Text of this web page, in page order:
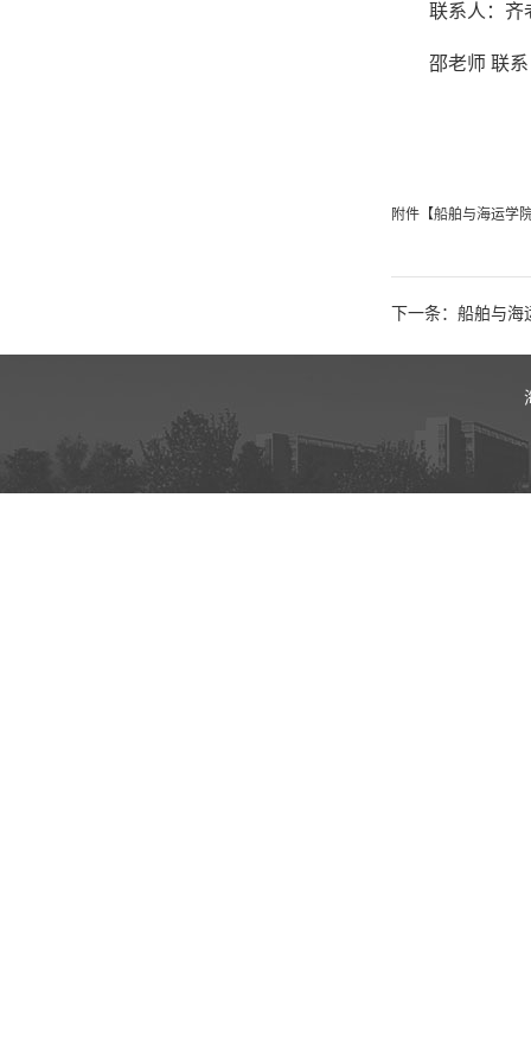
联系人：齐
邵老师 联系
附件【船舶与海运学
下一条：船舶与海